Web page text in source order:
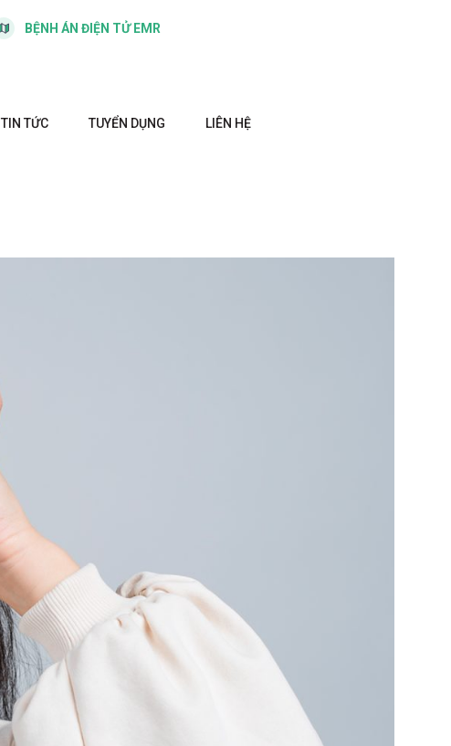
BỆNH ÁN ĐIỆN TỬ EMR
TIN TỨC TUYỂN DỤNG LIÊN HỆ